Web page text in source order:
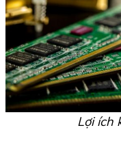
Lợi ích